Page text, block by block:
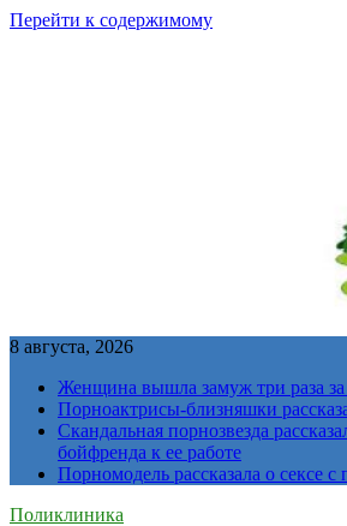
Перейти к содержимому
8 августа, 2026
Женщина вышла замуж три раза за
Порноактрисы-близняшки
Скандальная порнозвезда
бойфренда к ее работе
Порномодель рассказала о сексе
Поликлиника